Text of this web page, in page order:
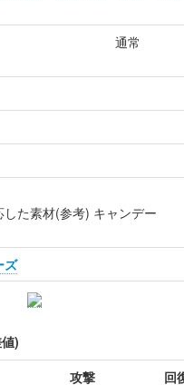
通常
た素材(参考) キャンデー
ズ
)
攻撃
回